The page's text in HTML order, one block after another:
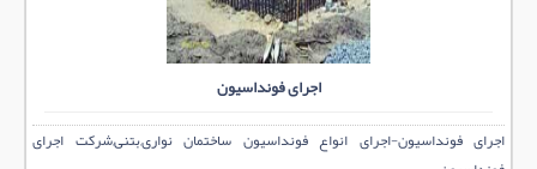
اجرای فونداسیون
اجرای فونداسیون-اجرای انواع فونداسیون ساختمان نواری,بتنی,شرکت اجرای